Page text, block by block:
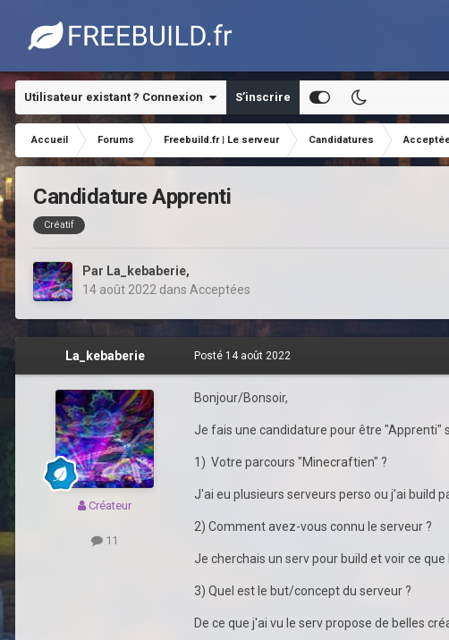
Utilisateur existant ? Connexion S’inscrire
Accueil Forums Freebuild.fr | Le serveur Candidatures
Candidature Apprenti
Créatif
Par La_kebaberie,
14 août 2022 dans Acceptées
La_kebaberie
Créateur
11
Posté 14 août 2022
Bonjour/Bonsoir,
Je fais une candidature pour être "Apprenti"
1) Votre parcours "Minecraftien" ?
J'ai eu plusieurs serveurs perso ou j'ai build
2) Comment avez-vous connu le serveur ?
Je cherchais un serv pour build et voir ce
3) Quel est le but/concept du serveur ?
De ce que j'ai vu le serv propose de belles